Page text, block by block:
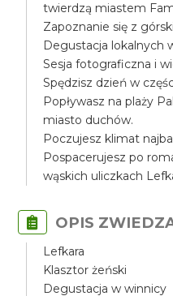
twierdzą miastem
Zapoznanie się z
Degustacja lokalnych
Sesja fotograficzna i
Spędzisz dzień w
Popływasz na plaży
miasto duchów.
Poczujesz klimat
Pospacerujesz po
wąskich uliczkach
OPIS
Lefkara
Klasztor żeński
Degustacja w winnicy